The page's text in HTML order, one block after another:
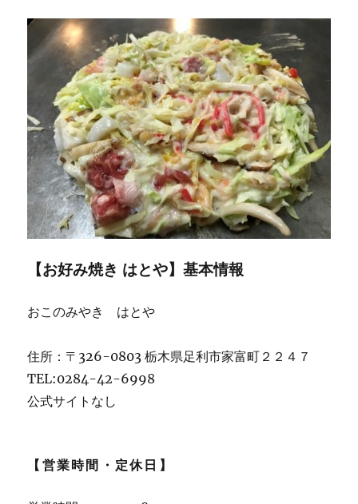
鑁
阿
寺
石
畳
と
大
門
通
り
の
お
に
【お好み焼き はとや】基本情報
おこのみやき はとや
住所：〒326-0803 栃木県足利市家富町２２４７
TEL:0284-42-6998
公式サイトなし
【営業時間・定休日】